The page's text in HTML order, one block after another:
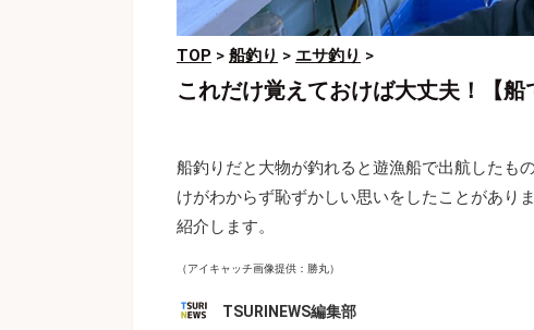
TOP > 船釣り > エサ釣り >
これだけ覚えておけば大丈夫！【
船釣りだと大物が釣れると遊漁船で出航したも
けがわからず恥ずかしい思いをしたことがあり
紹介します。
（アイキャッチ画像提供：勝丸）
TSURINEWS編集部